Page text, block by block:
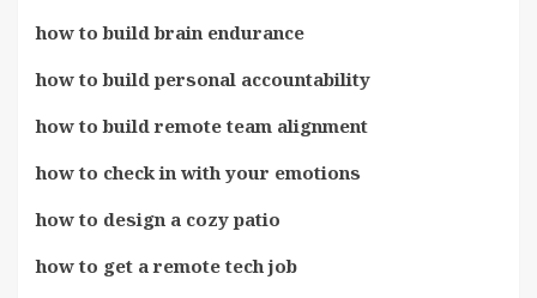
how to build brain endurance
how to build personal accountability
how to build remote team alignment
how to check in with your emotions
how to design a cozy patio
how to get a remote tech job